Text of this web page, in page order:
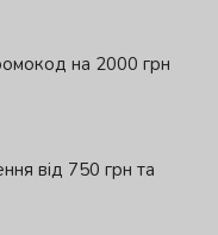
на 2000 грн
від 750 грн та